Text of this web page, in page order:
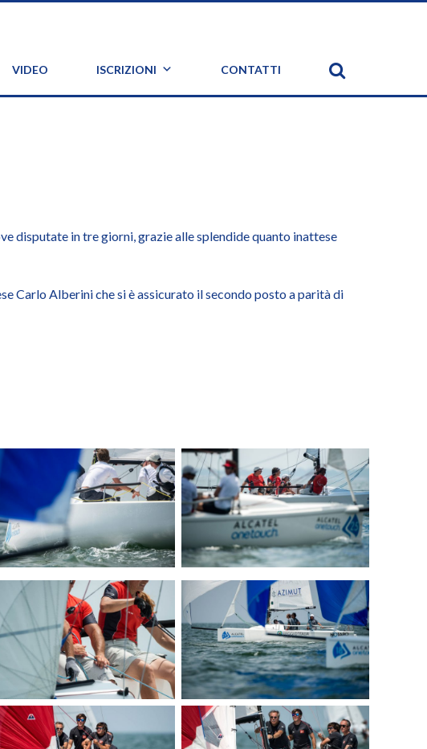
VIDEO ISCRIZIONI CONTATTI
disputate in tre giorni, grazie alle splendide quanto inattese
Carlo Alberini che si è assicurato il secondo posto a parità di